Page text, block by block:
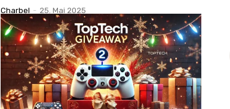
Charbel - 25. Mai 2025